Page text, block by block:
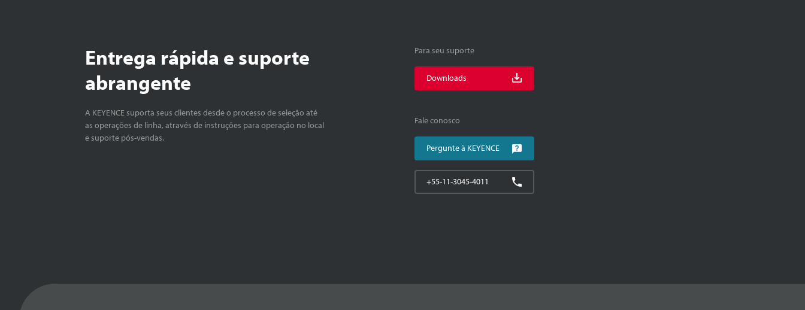
Entrega rápida e suporte
abrangente
A KEYENCE suporta seus clientes desde o processo de seleção até
as operações de linha, através de instruções para operação no local
e suporte pós-vendas.
Para seu suporte
Downloads
Fale conosco
Pergunte à KEYENCE
+55-11-3045-4011